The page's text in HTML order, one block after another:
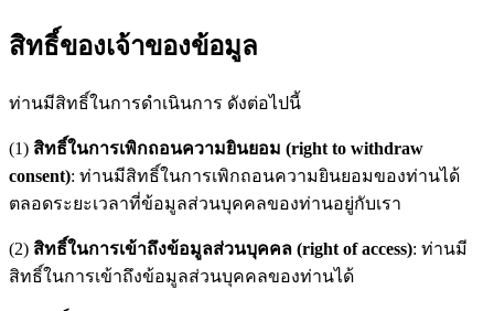
สิทธิ์ของเจ้าของข้อมูล
ท่านมีสิทธิ์ในการดำเนินการ ดังต่อไปนี้
(1) สิทธิ์ในการเพิกถอนความยินยอม (right to withdraw
consent): ท่านมีสิทธิ์ในการเพิกถอนความยินยอมของท่านได้
ตลอดระยะเวลาที่ข้อมูลส่วนบุคคลของท่านอยู่กับเรา
(2) สิทธิ์ในการเข้าถึงข้อมูลส่วนบุคคล (right of access): ท่านมี
สิทธิ์ในการเข้าถึงข้อมูลส่วนบุคคลของท่านได้